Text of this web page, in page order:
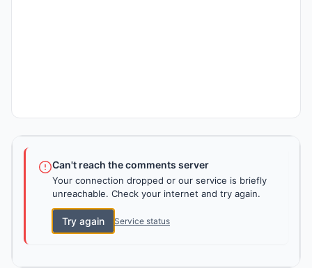
Can't reach the comments server
Your connection dropped or our service is briefly
unreachable. Check your internet and try again.
Try again Service status